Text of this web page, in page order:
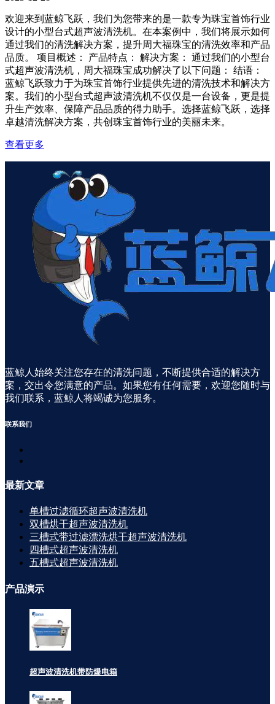
欢迎来到蓝鲸飞跃，我们为您带来的是一款专为珠宝首饰行业
设计的小型台式超声波清洗机。在本案例中，我们将展示如何
通过我们的清洗解决方案，提升周大福珠宝的清洗效率和产品
品质。 项目概述： 产品特点： 解决方案： 通过我们的小型台
式超声波清洗机，周大福珠宝成功解决了以下问题： 结语：
蓝鲸飞跃致力于为珠宝首饰行业提供先进的清洗技术和解决方
案。我们的小型台式超声波清洗机不仅仅是一台设备，更是提
升生产效率、保障产品品质的得力助手。选择蓝鲸飞跃，选择
卓越清洗解决方案，共创珠宝首饰行业的美丽未来。
查看更多
蓝鲸人始终关注您存在的清洗问题，不断提供合适的解决方
案，交出令您满意的产品。如果您有任何需要，欢迎您随时与
我们联系，蓝鲸人将竭诚为您服务。
联系我们
最新文章
单槽过滤循环超声波清洗机
双槽烘干超声波清洗机
三槽式带过滤漂洗烘干超声波清洗机
四槽式超声波清洗机
五槽式超声波清洗机
产品演示
超声波清洗机带防爆电箱